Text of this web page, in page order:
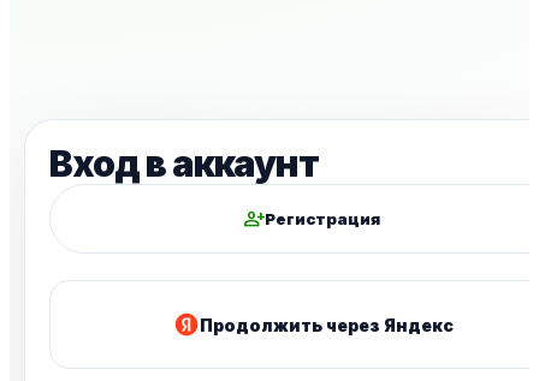
Вход в аккаунт
person_addРегистрация
Продолжить через Яндекс